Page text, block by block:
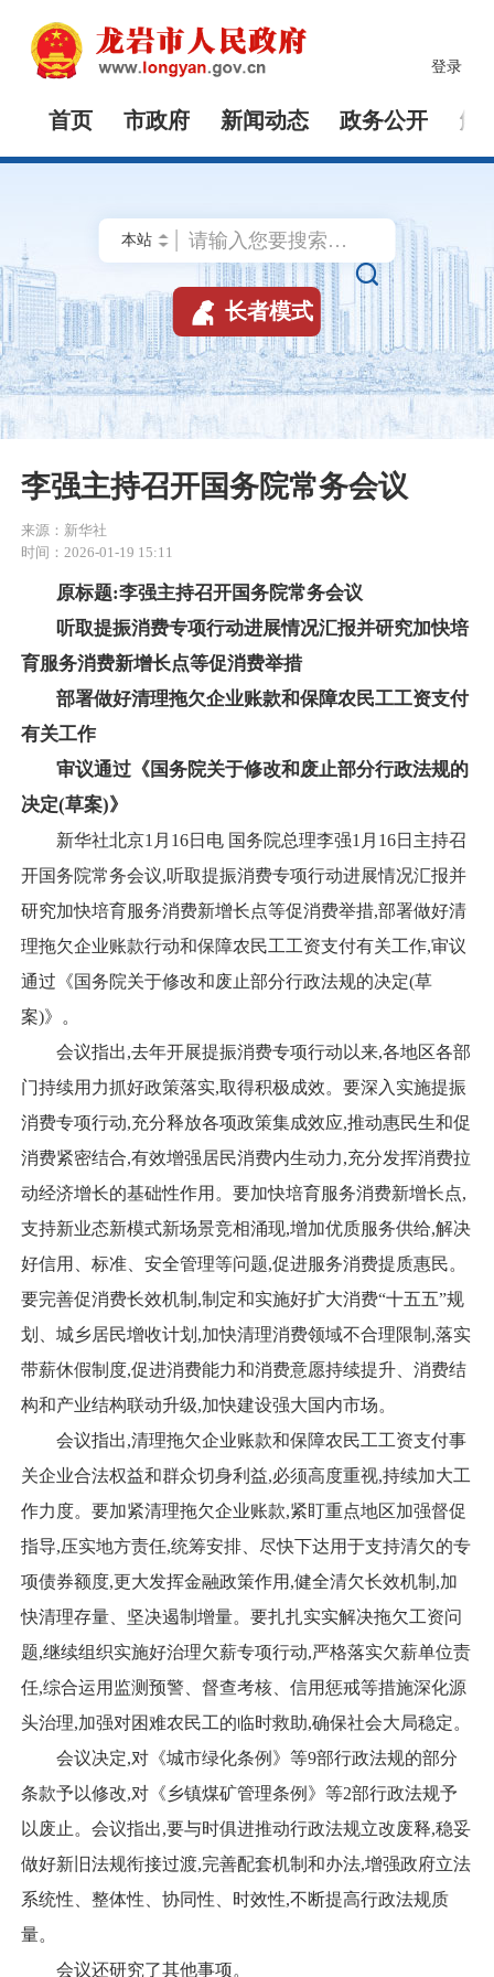
登录
首页 市政府 新闻动态 政务公开 解

 长者模式
李强主持召开国务院常务会议
来源：新华社
时间：2026-01-19 15:11
原标题:李强主持召开国务院常务会议
听取提振消费专项行动进展情况汇报并研究加快培
育服务消费新增长点等促消费举措
部署做好清理拖欠企业账款和保障农民工工资支付
有关工作
审议通过《国务院关于修改和废止部分行政法规的
决定(草案)》
新华社北京1月16日电 国务院总理李强1月16日主持召
开国务院常务会议,听取提振消费专项行动进展情况汇报并
研究加快培育服务消费新增长点等促消费举措,部署做好清
理拖欠企业账款行动和保障农民工工资支付有关工作,审议
通过《国务院关于修改和废止部分行政法规的决定(草
案)》。
会议指出,去年开展提振消费专项行动以来,各地区各部
门持续用力抓好政策落实,取得积极成效。要深入实施提振
消费专项行动,充分释放各项政策集成效应,推动惠民生和促
消费紧密结合,有效增强居民消费内生动力,充分发挥消费拉
动经济增长的基础性作用。要加快培育服务消费新增长点,
支持新业态新模式新场景竞相涌现,增加优质服务供给,解决
好信用、标准、安全管理等问题,促进服务消费提质惠民。
要完善促消费长效机制,制定和实施好扩大消费“十五五”规
划、城乡居民增收计划,加快清理消费领域不合理限制,落实
带薪休假制度,促进消费能力和消费意愿持续提升、消费结
构和产业结构联动升级,加快建设强大国内市场。
会议指出,清理拖欠企业账款和保障农民工工资支付事
关企业合法权益和群众切身利益,必须高度重视,持续加大工
作力度。要加紧清理拖欠企业账款,紧盯重点地区加强督促
指导,压实地方责任,统筹安排、尽快下达用于支持清欠的专
项债券额度,更大发挥金融政策作用,健全清欠长效机制,加
快清理存量、坚决遏制增量。要扎扎实实解决拖欠工资问
题,继续组织实施好治理欠薪专项行动,严格落实欠薪单位责
任,综合运用监测预警、督查考核、信用惩戒等措施深化源
头治理,加强对困难农民工的临时救助,确保社会大局稳定。
会议决定,对《城市绿化条例》等9部行政法规的部分
条款予以修改,对《乡镇煤矿管理条例》等2部行政法规予
以废止。会议指出,要与时俱进推动行政法规立改废释,稳妥
做好新旧法规衔接过渡,完善配套机制和办法,增强政府立法
系统性、整体性、协同性、时效性,不断提高行政法规质
量。
会议还研究了其他事项。